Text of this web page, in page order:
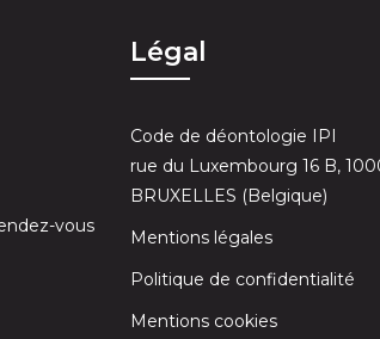
vous
Légal
Code de déontologie IPI
rue du Luxembourg 16 B,
BRUXELLES (Belgique)
Mentions légales
Politique de confidentialité
Mentions cookies